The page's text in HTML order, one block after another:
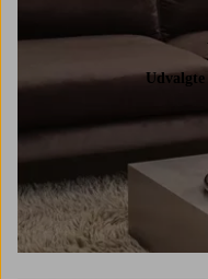
Udvalgte